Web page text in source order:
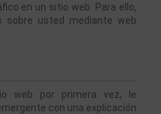
en un sitio web. Para ello,
sobre usted mediante web
web por primera vez, le
con una explicación